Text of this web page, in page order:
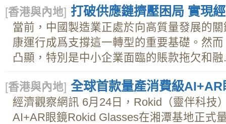
[香港與內地] 打破供應鏈擠壓困局 實現
當前，中國製造業正處於向高質量發展的
康運行成爲支撐這一轉型的重要基礎。然
凸顯，特別是中小企業面臨的賬款拖欠和融
[香港與內地] 全球首款量產消費級
經濟觀察網訊 6月24日，Rokid（靈伴科技
AI+AR眼鏡Rokid Glasses在湘潭基地正式